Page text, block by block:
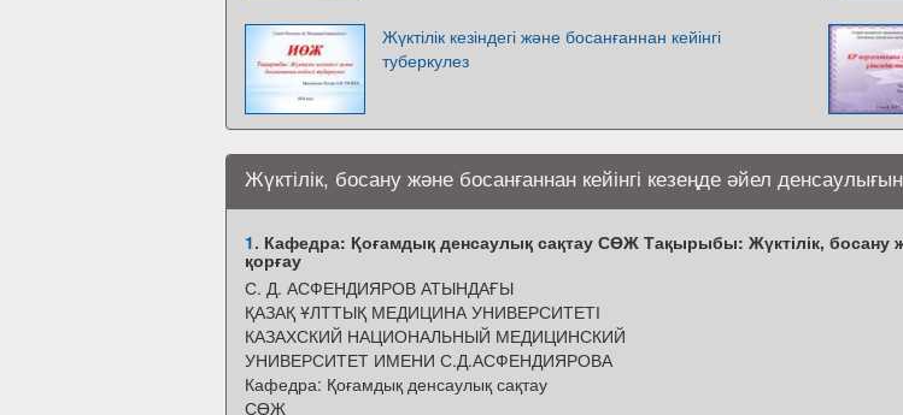
Жүктілік кезіндегі және босанғаннан кейінгі
туберкулез
Жүктілік, босану және босанғаннан кейінгі кезеңде әйел
1. Кафедра: Қоғамдық денсаулық сақтау СӨЖ Тақырыбы: Жүктілік, босану
қорғау
С. Д. АСФЕНДИЯРОВ АТЫНДАҒЫ
ҚАЗАҚ ҰЛТТЫҚ МЕДИЦИНА УНИВЕРСИТЕТІ
КАЗАХСКИЙ НАЦИОНАЛЬНЫЙ МЕДИЦИНСКИЙ
УНИВЕРСИТЕТ ИМЕНИ С.Д.АСФЕНДИЯРОВА
Кафедра: Қоғамдық денсаулық сақтау
СӨЖ